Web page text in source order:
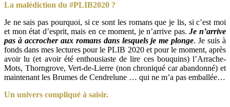
La malédiction du #PLIB2020 ?
Je ne sais pas pourquoi, si ce sont les romans que je lis, si c’est moi
et mon état d’esprit, mais en ce moment, je n’arrive pas.Je n’arrive
pas à accrocher aux romans dans lesquels je me plonge. Je suis à
fonds dans mes lectures pour le PLIB 2020 et pour le moment, après
avoir lu (et avoir été enthousiaste de lire ces bouquins) l’Arrache-
Mots, Thorngrove, Vert-de-Lierre (non chroniqué car abandonné) et
maintenant les Brumes de Cendrelune … qui ne m’a pas emballée…
Un univers compliqué à saisir.